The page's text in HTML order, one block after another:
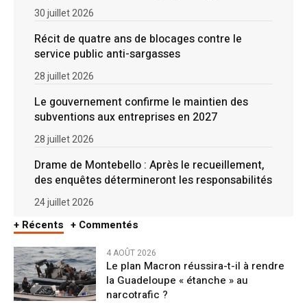
30 juillet 2026
Récit de quatre ans de blocages contre le
service public anti-sargasses
28 juillet 2026
Le gouvernement confirme le maintien des
subventions aux entreprises en 2027
28 juillet 2026
Drame de Montebello : Après le recueillement,
des enquêtes détermineront les responsabilités
24 juillet 2026
+ Récents + Commentés
4 AOÛT 2026
Le plan Macron réussira-t-il à rendre
la Guadeloupe « étanche » au
narcotrafic ?